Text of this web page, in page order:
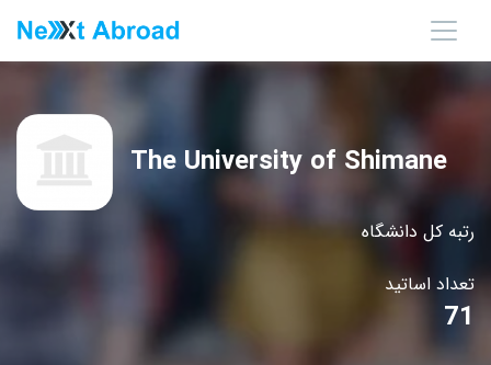
رتبه کل دانشگاه
تعداد اساتید
71
The University of Shimane